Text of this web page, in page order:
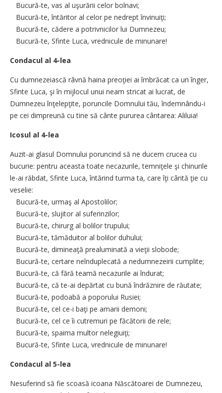
Bucură-te, vas al uşurării celor bolnavi;
Bucură-te, întăritor al celor pe nedrept învinuiţi;
Bucură-te, cădere a potrivnicilor lui Dumnezeu;
Bucură-te, Sfinte Luca, vrednicule de minunare!
Condacul al 4-lea
Cu dumnezeiască râvnă haina preoţiei ai îmbrăcat ca un înger,
Sfinte Luca, şi în mijlocul unui neam stricat ai lucrat, de
Dumnezeu înţelepţite, poruncile Domnului tău, îndemnându-i
pe cei dimpreună cu tine să cânte pururea cântarea: Aliluia!
Icosul al 4-lea
Auzit-ai glasul Domnului poruncind să ne ducem crucea cu
bucurie: pentru aceasta toate necazurile, temniţele şi chinurile
le-ai răbdat, Sfinte Luca, întărind turma ta, care îţi cântă ţie cu
veselie:
Bucură-te, urmaş al Apostolilor;
Bucură-te, slujitor al suferinzilor;
Bucură-te, chirurg al bolilor trupului;
Bucură-te, tămăduitor al bolilor duhului;
Bucură-te, dimineaţă prealuminată a vieţii slobode;
Bucură-te, certare neînduplecată a nedumnezeirii cumplite;
Bucură-te, că fără teamă necazurile ai îndurat;
Bucură-te, că te-ai depărtat cu bună îndrăznire de răutate;
Bucură-te, podoabă a poporului Rusiei;
Bucură-te, cel ce-i baţi pe amarii demoni;
Bucură-te, cel ce îi cutremuri pe făcătorii de rele;
Bucură-te, spaima multor nelegiuiţi;
Bucură-te, Sfinte Luca, vrednicule de minunare!
Condacul al 5-lea
Nesuferind să fie scoasă icoana Născătoarei de Dumnezeu,